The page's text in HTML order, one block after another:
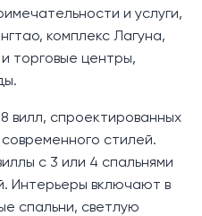
и услуги,
комплекс Лагуна,
торговые центры,
вилл, спроектированных
стилей.
с 3 или 4 спальнями
Интерьеры включают в
спальни, светлую